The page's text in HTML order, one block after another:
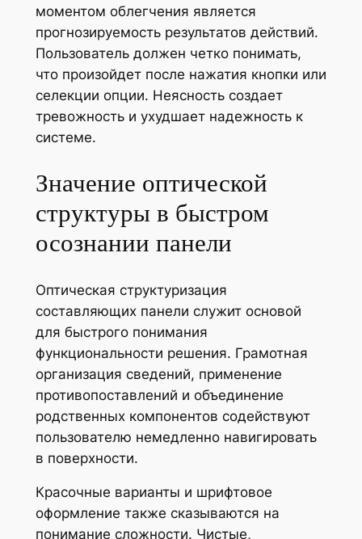
моментом облегчения является
прогнозируемость результатов действий.
Пользователь должен четко понимать,
что произойдет после нажатия кнопки или
селекции опции. Неясность создает
тревожность и ухудшает надежность к
системе.
Значение оптической
структуры в быстром
осознании панели
Оптическая структуризация
составляющих панели служит основой
для быстрого понимания
функциональности решения. Грамотная
организация сведений, применение
противопоставлений и объединение
родственных компонентов содействуют
пользователю немедленно навигировать
в поверхности.
Красочные варианты и шрифтовое
оформление также сказываются на
понимание сложности. Чистые,